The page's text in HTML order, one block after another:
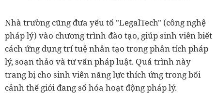
Nhà trường cũng đưa yếu tố "LegalTech" (công nghệ
pháp lý) vào chương trình đào tạo, giúp sinh viên biết
cách ứng dụng trí tuệ nhân tạo trong phân tích pháp
lý, soạn thảo và tư vấn pháp luật. Quá trình này
trang bị cho sinh viên năng lực thích ứng trong bối
cảnh thế giới đang số hóa hoạt động pháp lý.